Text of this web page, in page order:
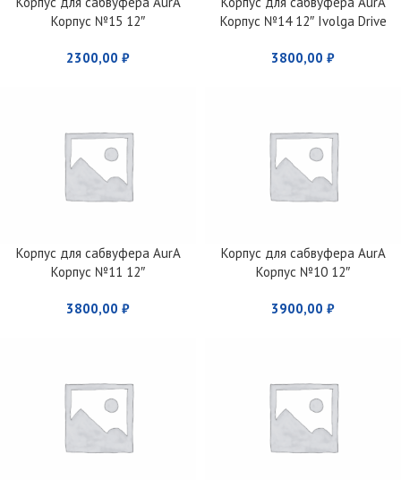
Корпус №15 12″
2300,00 ₽
Корпус №14 12″ Ivolga Drive
3800,00 ₽
Корпус для сабвуфера AurA
Корпус №11 12″
3800,00 ₽
Корпус для сабвуфера AurA
Корпус №10 12″
3900,00 ₽